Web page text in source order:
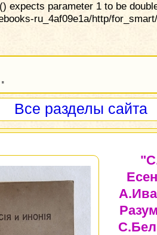
expects parameter 1 to be
ru_4af09e1a/http/
Все разделы сайта